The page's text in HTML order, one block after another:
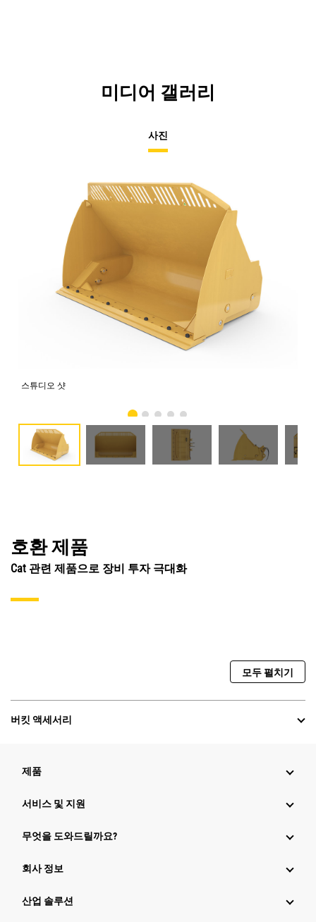
미디어 갤러리
사진
스튜디오 샷
호환 제품
Cat 관련 제품으로 장비 투자 극대화
모두 펼치기
버킷 액세서리
제품
서비스 및 지원
무엇을 도와드릴까요?
회사 정보
산업 솔루션